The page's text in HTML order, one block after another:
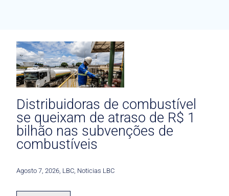
Distribuidoras de combustível
se queixam de atraso de R$ 1
bilhão nas subvenções de
combustíveis
Agosto 7, 2026 LBC Noticias LBC